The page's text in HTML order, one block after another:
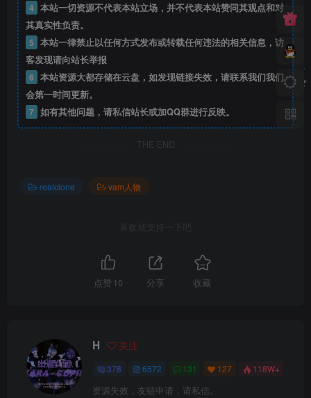
4 本站一切资源不代表本站立场，并不代表本站赞同其观点和对
其真实性负责。
5 本站一律禁止以任何方式发布或转载任何违法的相关信息，访
客发现请向站长举报
6 本站资源大都存储在云盘，如发现链接失效，请联系我们我们
会第一时间更新。
7 如有其他问题，请私信站长或加QQ群进行反映。
THE END
realclone vam人物
喜欢就支持一下吧
点赞 10 分享 收藏
H 关注
378 6572 131 127 118W+
资源失效，友链申请，请私信。